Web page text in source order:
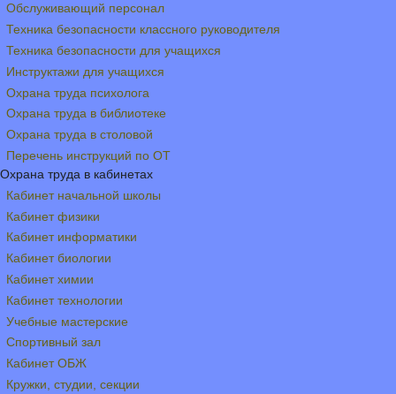
Обслуживающий персонал
Техника безопасности классного руководителя
Техника безопасности для учащихся
Инструктажи для учащихся
Охрана труда психолога
Охрана труда в библиотеке
Охрана труда в столовой
Перечень инструкций по ОТ
Охрана труда в кабинетах
Кабинет начальной школы
Кабинет физики
Кабинет информатики
Кабинет биологии
Кабинет химии
Кабинет технологии
Учебные мастерские
Спортивный зал
Кабинет ОБЖ
Кружки, студии, секции